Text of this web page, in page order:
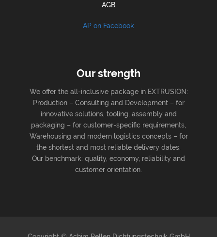
AGB
AP on Facebook
Our strength
We offer the all-inclusive package in EXTRUSION:
Production – Consulting and Development – for
innovative solutions, tooling, assembly and
packaging – for customer-specific requirements,
Warehousing and modern logistics concepts – for
the shortest and most reliable delivery dates.
Our benchmark: quality, economy, reliability and
customer orientation.